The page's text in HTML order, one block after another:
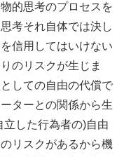
的思考のプロセスを
考それ自体では決し
信用してはいけない
のリスクが生じま
しての自由の代償で
ターとの関係から生
立した行為者の)自由
リスクがあるから機